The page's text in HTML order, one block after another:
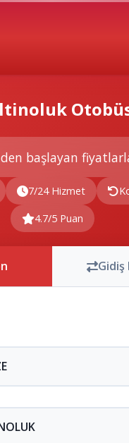
başlayan
7/24 Hizmet
4.7/5 Puan
Gidiş